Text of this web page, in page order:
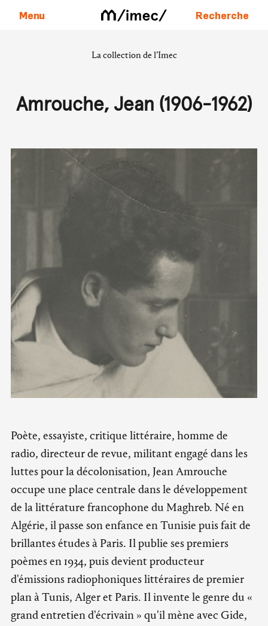
Menu Recherche
La collection de l’Imec
Amrouche, Jean (1906-1962)
Poète, essayiste, critique littéraire, homme de
radio, directeur de revue, militant engagé dans les
luttes pour la décolonisation, Jean Amrouche
occupe une place centrale dans le développement
de la littérature francophone du Maghreb. Né en
Algérie, il passe son enfance en Tunisie puis fait de
brillantes études à Paris. Il publie ses premiers
poèmes en 1934, puis devient producteur
d'émissions radiophoniques littéraires de premier
plan à Tunis, Alger et Paris. Il invente le genre du «
grand entretien d'écrivain » qu'il mène avec Gide,